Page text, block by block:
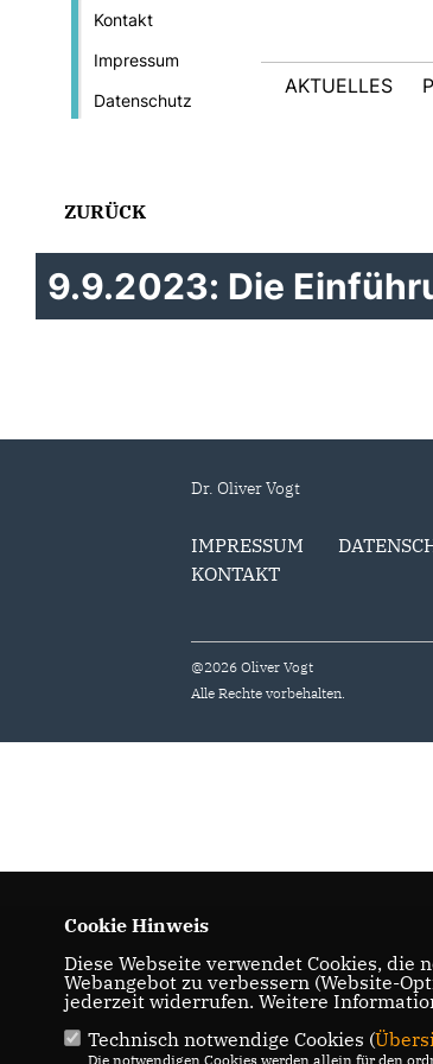
Kontakt
Impressum
Datenschutz
AKTUELLES
ZURÜCK
9.9.2023: Die
Dr. Oliver Vogt
IMPRESSUM
KONTAKT
@2026 Oliver Vogt
Alle Rechte vorbehalten.
Cookie Hinweis
Diese Webseite verwendet Cookies,
Webangebot zu verbessern (Website-
jederzeit widerrufen. Weitere
Technisch notwendige Cookies (
Die notwendigen Cookies werden allein für den